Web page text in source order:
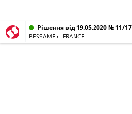
Рішення від 19.05.2020 № 11/17
BESSAME c. FRANCE